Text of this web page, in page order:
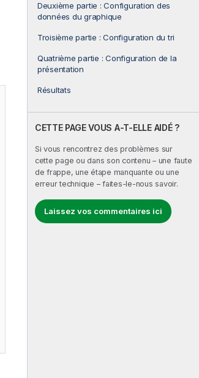
Deuxième partie : Configuration des
données du graphique
Troisième partie : Configuration du tri
Quatrième partie : Configuration de la
présentation
Résultats
CETTE PAGE VOUS A-T-ELLE AIDÉ ?
Si vous rencontrez des problèmes sur
cette page ou dans son contenu – une faute
de frappe, une étape manquante ou une
erreur technique – faites-le-nous savoir.
Laissez vos commentaires ici